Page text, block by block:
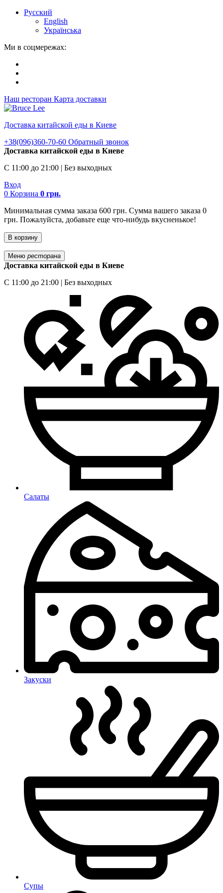
Русский
English
Українська
Ми в соцмережах:
Наш ресторан Карта доставки
Доставка китайской еды в Киеве
+38(096)360-70-60 Обратный звонок
Доставка китайской еды в Киеве
С 11:00 до 21:00 | Без выходных
Вход
0 Корзина 0 грн.
Минимальная сумма заказа 600 грн. Сумма вашего заказа 0
грн. Пожалуйста, добавьте еще что-нибудь вкусненькое!
В корзину
Меню ресторана
Доставка китайской еды в Киеве
С 11:00 до 21:00 | Без выходных
Салаты
Закуски
Супы